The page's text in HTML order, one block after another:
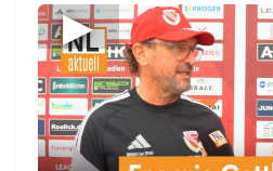
▶